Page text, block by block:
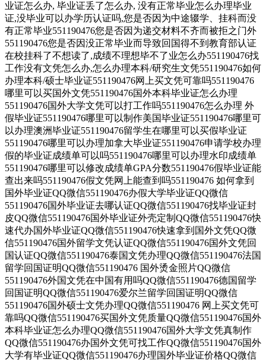
业证怎么办, 毕业证丢了怎么办, 没有正常毕业怎么办理毕业
证,没毕业可以办学历认证吗,您是否因为中途辍学、挂科而没
有正常毕业551190476您是否因为递交材料不齐而被拒之门外
551190476您是否因没正常毕业而导致回国得不到教育部认证
在校挂科了不想读了,成绩不理想毕不了业怎么办551190476找
工作没有文凭怎么办,怎么办理本科/研究生文凭551190476如何
办理本科/硕士毕业证551190476网上买文凭可靠吗551190476
哪里可以买国外文凭551190476国外本科毕业证怎么办理
551190476国外大学文凭可以打工作吗551190476怎么办理 外
假毕业证551190476哪里可以制作美国毕业证551190476哪里可
以办理澳洲毕业证551190476留学生在哪里可以买假毕业证
551190476哪里可以办理加拿大毕业证551190476申请学校办理
假的毕业证成绩单可以吗551190476哪里可以办理水印成绩单
551190476哪里可以修改成绩单GPA分数551190476假毕业证能
查出来吗551190476假文凭网上能查到吗551190476 如何拿到
国外毕业证QQ微信551190476办假大学毕业证QQ微信
551190476国外毕业证去哪认证QQ微信551190476找毕业证封
皮QQ微信551190476国外毕业证外壳定制QQ微信551190476快
速代办国外毕业证QQ微信551190476快速拿到国外文凭QQ微
信551190476国外留学文凭认证QQ微信551190476国外文凭回
国认证QQ微信551190476泰国文凭办理QQ微信551190476法国
留学回国证明QQ微信551190476 国外烫金照片QQ微信
551190476外国文凭在中国有用吗QQ微信551190476德国留学
回国证明QQ微信551190476爱尔兰留学回国证明QQ微信
551190476国外硕士文凭办理QQ微信551190476 网上买文凭可
靠吗QQ微信551190476买国外文凭质量QQ微信551190476国外
本科毕业证怎么办理QQ微信551190476国外大学文凭真制作
QQ微信551190476办国外文凭可找工作QQ微信551190476国外
大学有毕业证QQ微信551190476办理国外毕业证价格QQ微信